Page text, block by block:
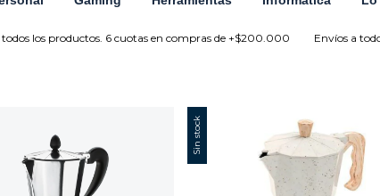
los productos. 6 cuotas en compras de +$200.000 Envíos a todo
Sin stock